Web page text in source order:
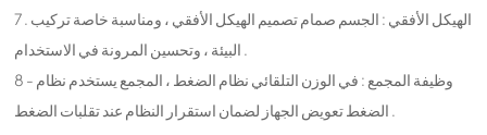
7 . الهيكل الأفقي : الجسم صمام تصميم الهيكل الأفقي ، ومناسبة خاصة تركيب
البيئة ، وتحسين المرونة في الاستخدام .
8 - وظيفة المجمع : في الوزن التلقائي نظام الضغط ، المجمع يستخدم نظام
الضغط تعويض الجهاز لضمان استقرار النظام عند تقلبات الضغط .